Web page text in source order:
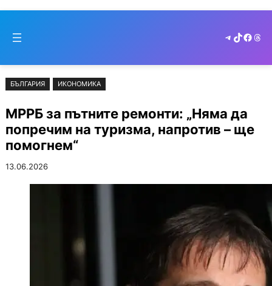
съдържанието
to
Telegram
TikTok
БЪЛГАРИЯ ИКОНОМИКА
МРРБ за пътните ремонти: „Няма да
попречим на туризма, напротив – ще
помогнем“
13.06.2026